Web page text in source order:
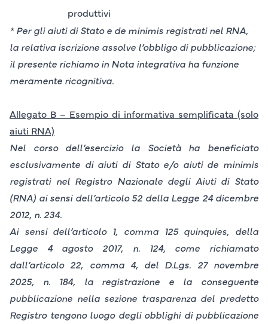
produttivi
* Per gli aiuti di Stato e de minimis registrati nel RNA,
la relativa iscrizione assolve l’obbligo di pubblicazione;
il presente richiamo in Nota integrativa ha funzione
meramente ricognitiva.
Allegato B – Esempio di informativa semplificata (solo
aiuti RNA)
Nel corso dell’esercizio la Società ha beneficiato
esclusivamente di aiuti di Stato e/o aiuti de minimis
registrati nel Registro Nazionale degli Aiuti di Stato
(RNA) ai sensi dell’articolo 52 della Legge 24 dicembre
2012, n. 234.
Ai sensi dell’articolo 1, comma 125 quinquies, della
Legge 4 agosto 2017, n. 124, come richiamato
dall’articolo 22, comma 4, del D.Lgs. 27 novembre
2025, n. 184, la registrazione e la conseguente
pubblicazione nella sezione trasparenza del predetto
Registro tengono luogo degli obblighi di pubblicazione